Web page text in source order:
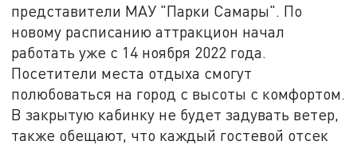
представители МАУ "Парки Самары". По
новому расписанию аттракцион начал
работать уже с 14 ноября 2022 года.
Посетители места отдыха смогут
полюбоваться на город с высоты с комфортом.
В закрытую кабинку не будет задувать ветер,
также обещают, что каждый гостевой отсек